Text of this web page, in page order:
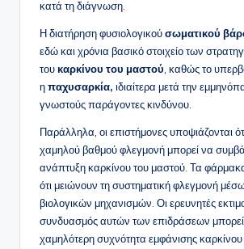
κατά τη διάγνωση.
Η διατήρηση φυσιολογικούσωματικού
εδώ και χρόνια βασικό στοιχείο των
τουκαρκίνου του μαστού , καθώς το
ηπαχυσαρκία, ιδιαίτερα μετά την
γνωστούς παράγοντες κινδύνου.
Παράλληλα, οι επιστήμονες υποψιάζονται
χαμηλού βαθμού φλεγμονή μπορεί να
ανάπτυξη καρκίνου του μαστού. Τα
ότι μειώνουν τη συστηματική φλεγμονή
βιολογικών μηχανισμών. Οι ερευνητές
συνδυασμός αυτών των επιδράσεων μπορεί
χαμηλότερη συχνότητα εμφάνισης